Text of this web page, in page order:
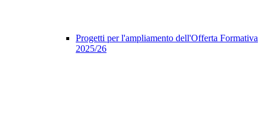
Progetti per l'ampliamento dell'Offerta Formativa
2025/26